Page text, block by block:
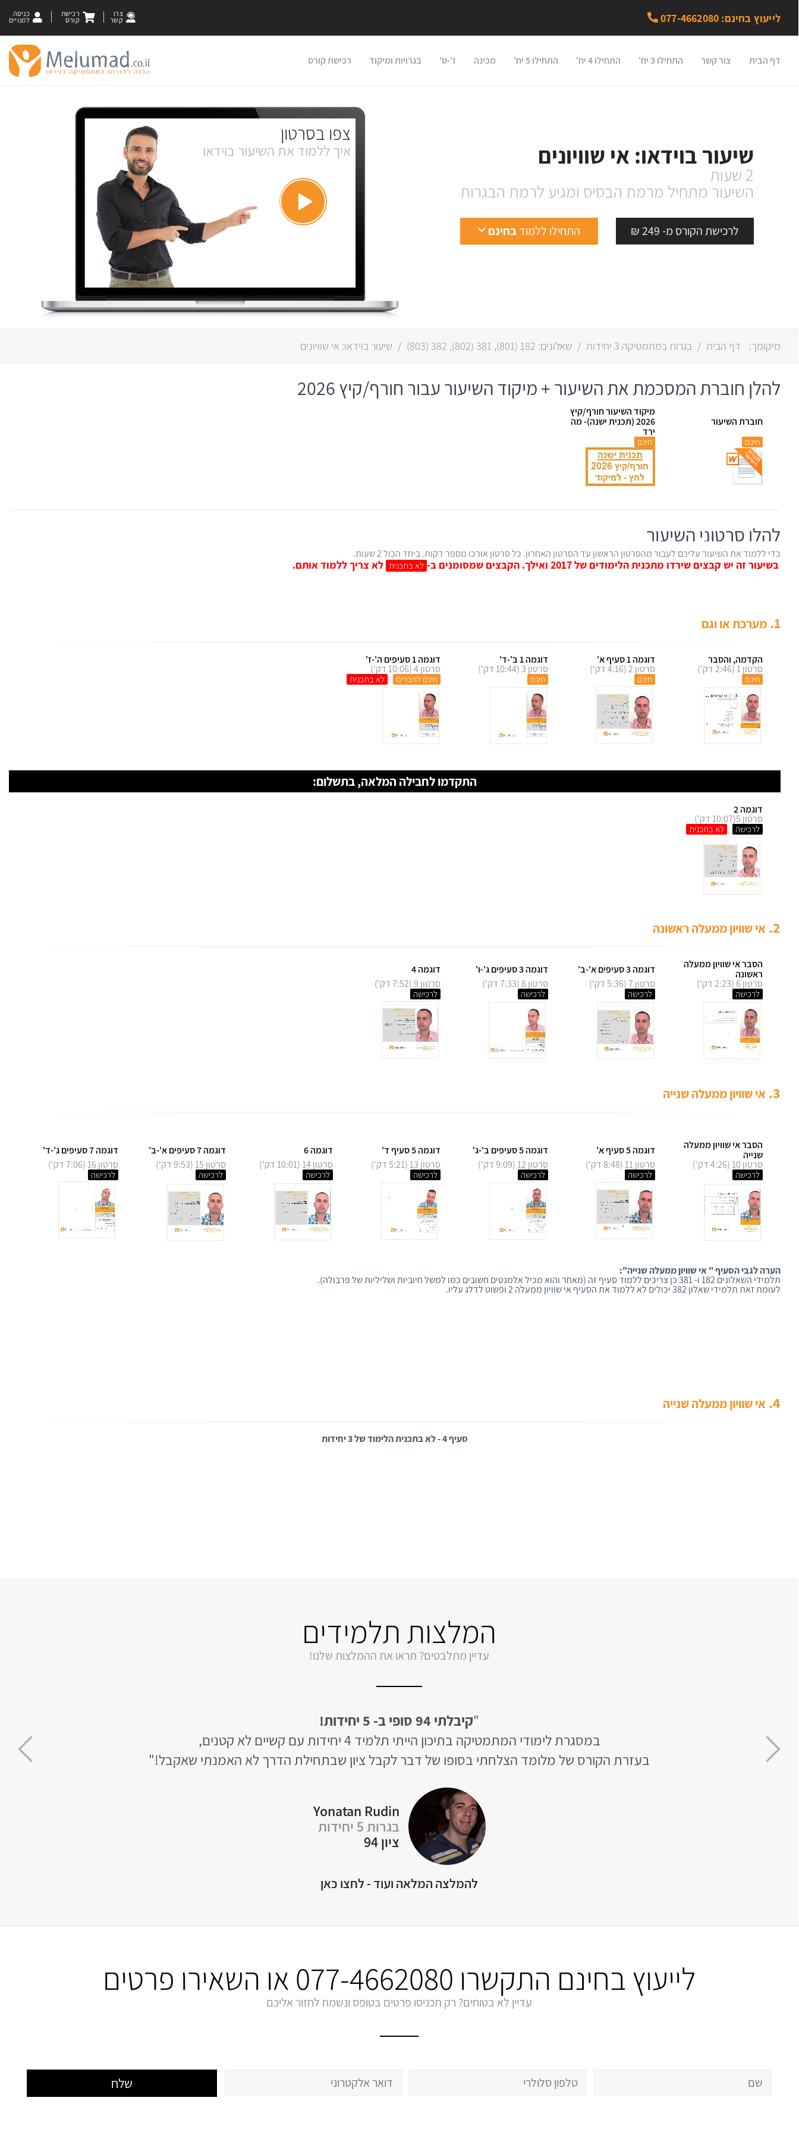
כניסה
למנויים
רכישת
קורס
צרו
קשר לייעוץ בחינם: 077-4662080
דף הבית צור קשר התחילו 3 יח' התחילו 4 יח' התחילו 5 יח' מכינה ז'-ט' בגרויות ומיקוד רכישת קורס
שיעור בוידאו: אי שוויונים
2 שעות
השיעור מתחיל מרמת הבסיס ומגיע לרמת הבגרות
לרכישת הקורס מ- 249 ₪ התחילו ללמודבחינם
צפו בסרטון
איך ללמוד את השיעור בוידאו
מיקומך: דף הבית / בגרות במתמטיקה 3 יחידות / שאלונים: 182 (801)
,
381 (802)
,
382 (803)
/ שיעור בוידאו: אי שוויונים
להלן חוברת המסכמת את השיעור + מיקוד השיעור עבור חורף/קיץ 2026
חוברת השיעור
חינם
מיקוד השיעור חורף/קיץ
2026 (תכנית ישנה)- מה
ירד
חינם
להלן סרטוני השיעור
כדי ללמוד את השיעור עליכם לעבור מהסרטון הראשון עד הסרטון האחרון. כל סרטון אורכו מספר דקות. ביחד הכול 2 שעות.
בשיעור זה יש קבצים שירדו מתכנית הלימודים של 2017 ואילך. הקבצים שמסומנים ב- לא בתכנית לא צריך ללמוד אותם.
1
. מערכת או וגם
הקדמה, והסבר
סרטון 1 (2:46 דק')
חינם
דוגמה 1 סעיף א'
סרטון 2 (4:16 דק')
חינם
דוגמה 1 ב'-ד'
סרטון 3 (10:44 דק')
חינם
דוגמה 1 סעיפים ה'-ז'
סרטון 4 (10:06 דק')
חינם לחברים
התקדמו לחבילה המלאה, בתשלום:
דוגמה 2
סרטון 5(10:07 דק')
לרכישה
2. אי שוויון ממעלה ראשונה
הסבר אי שוויון ממעלה
ראשונה
סרטון 6 (2:23 דק')
לרכישה
דוגמה 3 סעיפים א'-ב'
סרטון 7 (5:36 דק')
לרכישה
דוגמה 3 סעיפים ג'-ו'
סרטון 8 (7:33 דק')
לרכישה
דוגמה 4
סרטון 9 (7:52 דק')
לרכישה
3. אי שוויון ממעלה שנייה
הסבר אי שוויון ממעלה
שנייה
סרטון 10 (4:26 דק')
לרכישה
דוגמה 5 סעיף א'
סרטון 11 (8:48 דק')
לרכישה
דוגמה 5 סעיפים ב'-ג'
סרטון 12 (9:09 דק')
לרכישה
דוגמה 5 סעיף ד'
סרטון 13 (5:21 דק')
לרכישה
דוגמה 6
סרטון 14 (10:01 דק')
לרכישה
דוגמה 7 סעיפים א'-ב'
סרטון 15 (9:53 דק')
לרכישה
דוגמה 7 סעיפים ג'-ד'
סרטון 16 (7:06 דק')
לרכישה
הערה לגביהסעיף " אי שוויון ממעלה שנייה":
תלמידי השאלונים 182 ו- 381 כן צריכים ללמוד סעיף זה (מאחר והוא מכיל אלמנטים חשובים כמו למשל חיוביות ושליליות של פרבולה).
לעומת זאת תלמידי שאלון 382 יכולים לא ללמוד את הסעיף אי שוויון ממעלה 2 ופשוט לדלג עליו.
4. אי שוויון ממעלה שנייה
סעיף 4 - לא בתכנית הלימוד של 3 יחידות
המלצות תלמידים
עדיין מתלבטים? תראו את ההמלצות שלנו!
"קיבלתי 94 סופי ב- 5 יחידות!
במסגרת לימודי המתמטיקה בתיכון הייתי תלמיד 4 יחידות עם קשיים לא קטנים,
בעזרת הקורס של מלומד הצלחתי בסופו של דבר לקבל ציון שבתחילת הדרך לא האמנתי שאקבל!"
Yonatan Rudin
בגרות 5 יחידות
ציון 94
להמלצה המלאה ועוד - לחצו כאן
לייעוץ בחינם התקשרו 077-4662080 או השאירו פרטים
עדיין לא בטוחים? רק תכניסו פרטים בטופס ונשמח לחזור אליכם
שלח